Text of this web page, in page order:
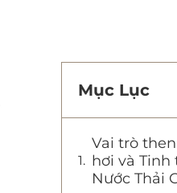
Mục Lục
Vai trò
hơi và
Nước Thải